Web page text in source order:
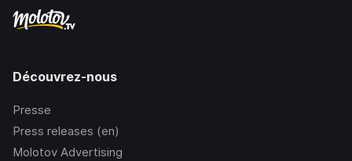
Découvrez-nous
Presse
Press releases (en)
Molotov Advertising